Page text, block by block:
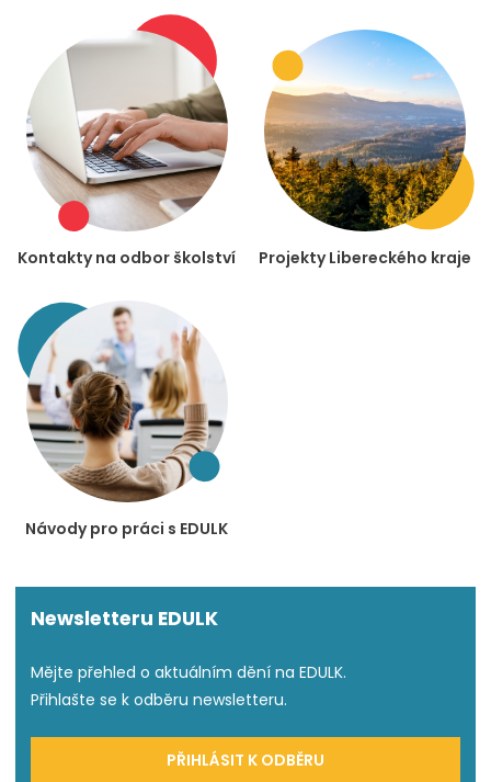
Kontakty na odbor školství Projekty Libereckého kraje
Návody pro práci s EDULK
Newsletteru EDULK
Mějte přehled o aktuálním dění na EDULK.
Přihlašte se k odběru newsletteru.
PŘIHLÁSIT K ODBĚRU